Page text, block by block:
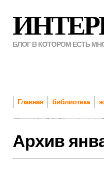
БЛОГ В КОТОРОМ ЕСТЬ
Главная библиотека
Архив